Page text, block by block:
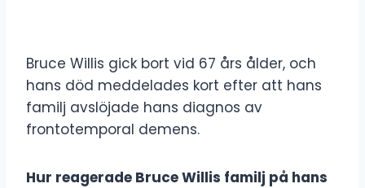
Bruce Willis gick bort vid 67 års ålder, och
hans död meddelades kort efter att hans
familj avslöjade hans diagnos av
frontotemporal demens.
Hur reagerade Bruce Willis familj på hans